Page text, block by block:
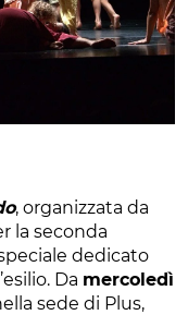
, organizzata da
la seconda
dedicato
Da mercoledì
sede di Plus,